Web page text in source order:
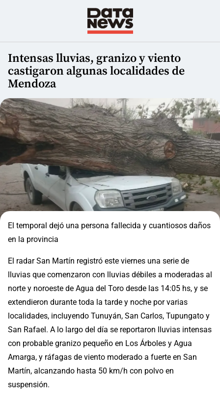
Intensas lluvias, granizo y viento
castigaron algunas localidades de
Mendoza
El temporal dejó una persona fallecida y cuantiosos daños
en la provincia
El radar San Martín registró este viernes una serie de
lluvias que comenzaron con lluvias débiles a moderadas al
norte y noroeste de Agua del Toro desde las 14:05 hs, y se
extendieron durante toda la tarde y noche por varias
localidades, incluyendo Tunuyán, San Carlos, Tupungato y
San Rafael. A lo largo del día se reportaron lluvias intensas
con probable granizo pequeño en Los Árboles y Agua
Amarga, y ráfagas de viento moderado a fuerte en San
Martín, alcanzando hasta 50 km/h con polvo en
suspensión.